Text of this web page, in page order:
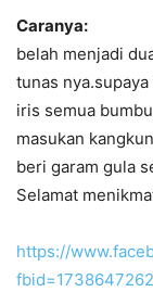
Caranya:
belah menjadi
tunas
iris semua
masukan
beri garam gula
Selamat
https://